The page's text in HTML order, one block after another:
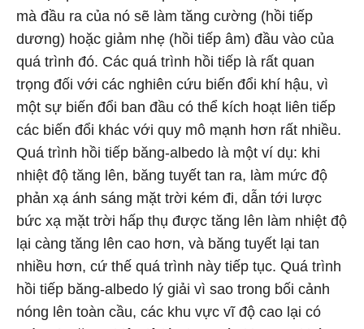
mà đầu ra của nó sẽ làm tăng cường (hồi tiếp
dương) hoặc giảm nhẹ (hồi tiếp âm) đầu vào của
quá trình đó. Các quá trình hồi tiếp là rất quan
trọng đối với các nghiên cứu biến đổi khí hậu, vì
một sự biến đổi ban đầu có thể kích hoạt liên tiếp
các biến đổi khác với quy mô mạnh hơn rất nhiều.
Quá trình hồi tiếp băng-albedo là một ví dụ: khi
nhiệt độ tăng lên, băng tuyết tan ra, làm mức độ
phản xạ ánh sáng mặt trời kém đi, dẫn tới lược
bức xạ mặt trời hấp thụ được tăng lên làm nhiệt độ
lại càng tăng lên cao hơn, và băng tuyết lại tan
nhiều hơn, cứ thế quá trình này tiếp tục. Quá trình
hồi tiếp băng-albedo lý giải vì sao trong bối cảnh
nóng lên toàn cầu, các khu vực vĩ độ cao lại có